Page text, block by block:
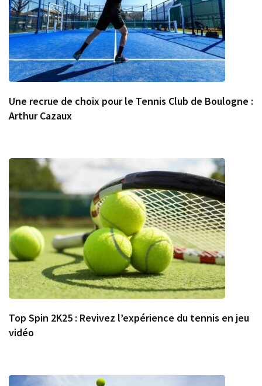
Une recrue de choix pour le Tennis Club de Boulogne :
Arthur Cazaux
Top Spin 2K25 : Revivez l’expérience du tennis en jeu
vidéo